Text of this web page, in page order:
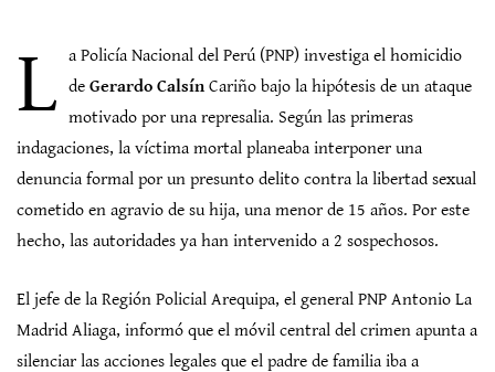
L a Policía Nacional del Perú (PNP) investiga el homicidio
de Gerardo Calsín Cariño bajo la hipótesis de un ataque
motivado por una represalia. Según las primeras
indagaciones, la víctima mortal planeaba interponer una
denuncia formal por un presunto delito contra la libertad sexual
cometido en agravio de su hija, una menor de 15 años. Por este
hecho, las autoridades ya han intervenido a 2 sospechosos.
El jefe de la Región Policial Arequipa, el general PNP Antonio La
Madrid Aliaga, informó que el móvil central del crimen apunta a
silenciar las acciones legales que el padre de familia iba a